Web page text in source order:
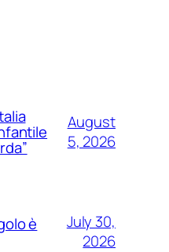
August
5, 2026
è
July 30,
2026